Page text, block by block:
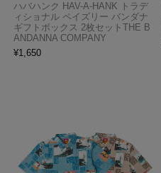
ハバハンク HAV-A-HANK トラデ
ィショナル ペイズリー バンダナ
ギフトボックス 2枚セットTHE B
ANDANNA COMPANY
¥1,650